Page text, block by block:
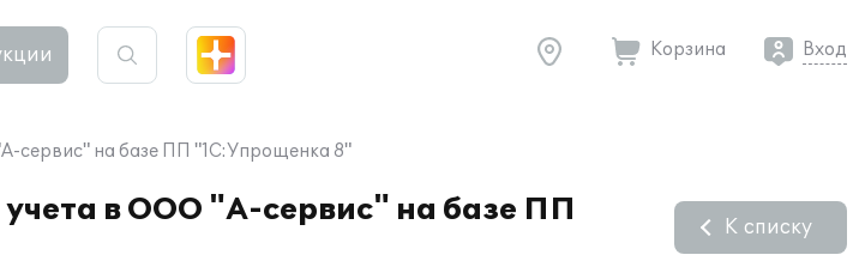
Корзина Вход
сервис" на базе ПП "1С:Упрощенка 8"
учета в ООО "А-сервис" на базе ПП
К списку